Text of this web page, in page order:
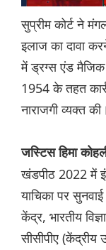
सुप्रीम कोर्ट ने
इलाज का दावा
में ड्रग्स एंड मैजिक
1954 के तहत
नाराजगी व्यक्त की।
जस्टिस हिमा
खंडपीठ 2022 में
याचिका पर
केंद्र, भारतीय
सीसीपीए (केंद्रीय